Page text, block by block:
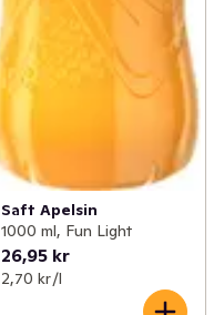
Saft Apelsin
1000 ml, Fun Light
26,95 kr
2,70 kr /l